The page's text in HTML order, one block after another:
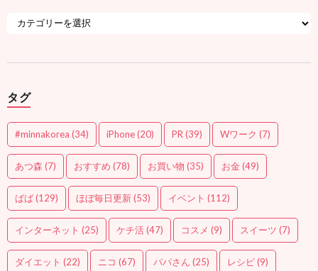
タグ
#minnakorea (34) iPhone(20) PR (39) Wワーク (7)
あつ森 (7) おすすめ (78) お買い物 (35) お金 (49)
ばば(129) ほぼ毎日更新(53) イベント (112)
インターネット (25) ケチ活(47) コスメ (9) スイーツ (7)
ダイエット (22) ニコ (67) パパさん (25) レシピ(9)